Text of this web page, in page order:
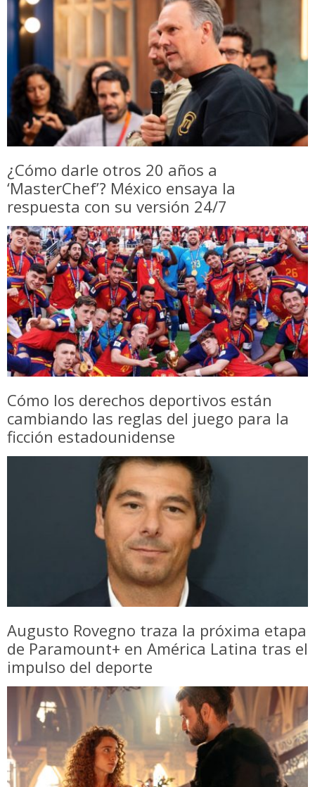
¿Cómo darle otros 20 años a
‘MasterChef’? México ensaya la
respuesta con su versión 24/7
Cómo los derechos deportivos están
cambiando las reglas del juego para la
ficción estadounidense
Augusto Rovegno traza la próxima etapa
de Paramount+ en América Latina tras el
impulso del deporte